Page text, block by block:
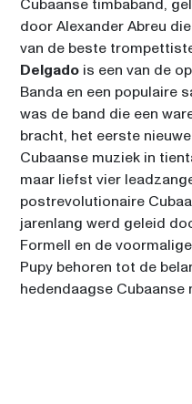
Cubaanse timbaband,
door Alexander Abreu
van de beste
Delgado is een van de
Banda en een populaire
was de band die een
bracht, het eerste
Cubaanse muziek in
maar liefst vier
postrevolutionaire
jarenlang werd geleid
Formell en de
Pupy behoren tot de
hedendaagse Cubaanse